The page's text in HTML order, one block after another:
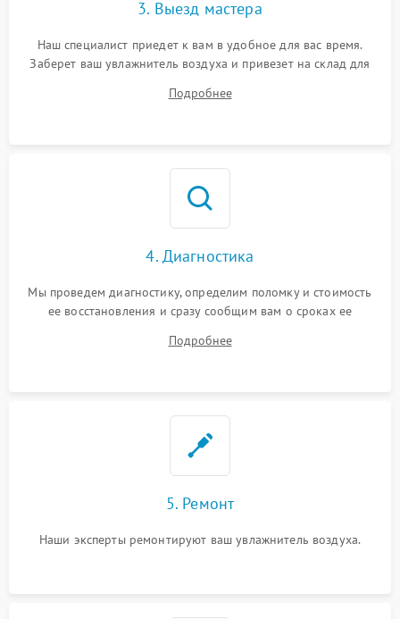
3. Выезд мастера
Наш специалист приедет к вам в удобное для вас время.
Заберет ваш увлажнитель воздуха и привезет на склад для
Подробнее
4. Диагностика
Мы проведем диагностику, определим поломку и стоимость
ее восстановления и сразу сообщим вам о сроках ее
Подробнее
5. Ремонт
Наши эксперты ремонтируют ваш увлажнитель воздуха.